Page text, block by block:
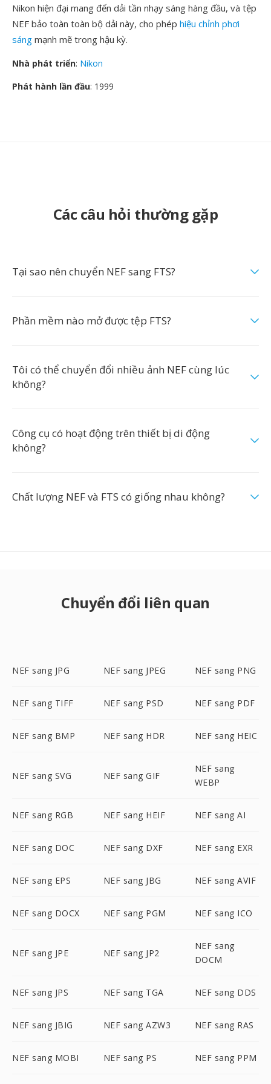
Nikon hiện đại mang đến dải tần nhạy sáng hàng đầu, và tệp
NEF bảo toàn toàn bộ dải này, cho phép hiệu chỉnh phơi
sáng mạnh mẽ trong hậu kỳ.
Nhà phát triển: Nikon
Phát hành lần đầu: 1999
Các câu hỏi thường gặp
Tại sao nên chuyển NEF sang FTS?
Phần mềm nào mở được tệp FTS?
Tôi có thể chuyển đổi nhiều ảnh NEF cùng lúc
không?
Công cụ có hoạt động trên thiết bị di động
không?
Chất lượng NEF và FTS có giống nhau không?
Chuyển đổi liên quan
NEF sang JPG NEF sang JPEG NEF sang PNG
NEF sang TIFF NEF sang PSD NEF sang PDF
NEF sang BMP NEF sang HDR NEF sang HEIC
NEF sang SVG NEF sang GIF
NEF sang
WEBP
NEF sang RGB NEF sang HEIF NEF sang AI
NEF sang DOC NEF sang DXF NEF sang EXR
NEF sang EPS NEF sang JBG NEF sang AVIF
NEF sang DOCX NEF sang PGM NEF sang ICO
NEF sang JPE NEF sang JP2
NEF sang
DOCM
NEF sang JPS NEF sang TGA NEF sang DDS
NEF sang JBIG NEF sang AZW3 NEF sang RAS
NEF sang MOBI NEF sang PS NEF sang PPM